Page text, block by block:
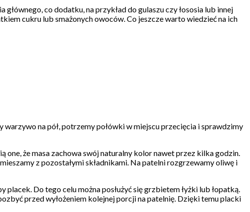
co dodatku, na przykład do gulaszu czy łososia lub innej
cukru lub smażonych owoców. Co jeszcze warto wiedzieć na ich
na pół, potrzemy połówki w miejscu przecięcia i sprawdzimy
one, że masa zachowa swój naturalny kolor nawet przez kilka godzin.
z pozostałymi składnikami. Na patelni rozgrzewamy oliwę i
Do tego celu można posłużyć się grzbietem łyżki lub łopatką.
przed wyłożeniem kolejnej porcji na patelnię. Dzięki temu placki